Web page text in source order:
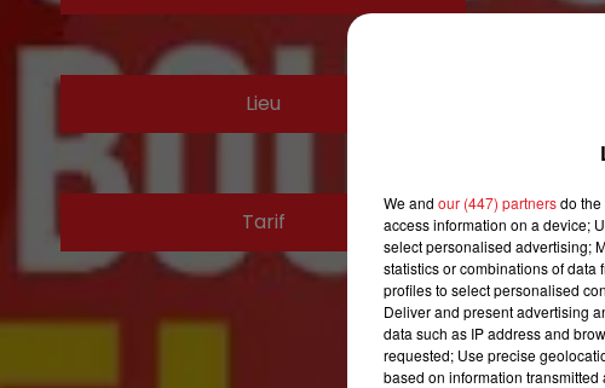
7h00 - 10h00
DEBOUT C'EST L'HEURE
Lieu
Tarif
We and our (447) partnersdo
access information on a device;
select personalised advertising;
statistics or combinations of
profiles to select personalised
Deliver and present advertising
data such as IP address and
requested; Use precise
based on information transmitted